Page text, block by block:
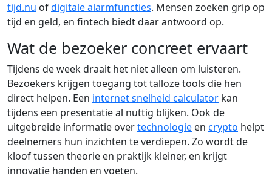
tijd.nu ofdigitale alarmfuncties. Mensen zoeken grip op
tijd en geld, en fintech biedt daar antwoord op.
Wat de bezoeker concreet ervaart
Tijdens de week draait het niet alleen om luisteren.
Bezoekers krijgen toegang tot talloze tools die hen
direct helpen. Een internet snelheid calculator kan
tijdens een presentatie al nuttig blijken. Ook de
uitgebreide informatie overtechnologie en crypto helpt
deelnemers hun inzichten te verdiepen. Zo wordt de
kloof tussen theorie en praktijk kleiner, en krijgt
innovatie handen en voeten.